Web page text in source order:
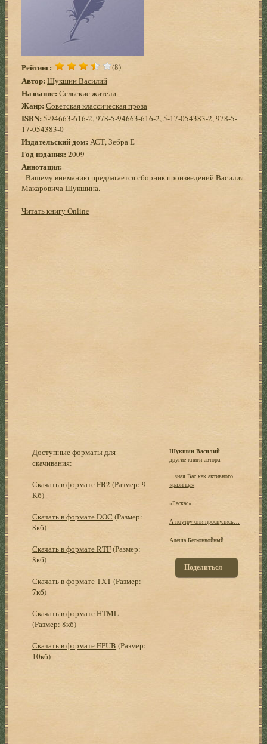
Рейтинг: (8)
Автор: Шукшин Василий
Название: Сельские жители
Жанр: Советская классическая проза
ISBN: 5-94663-616-2, 978-5-94663-616-2, 5-17-054383-2, 978-5-
17-054383-0
Издательский дом: АСТ, Зебра Е
Год издания: 2009
Аннотация:
Вашему вниманию предлагается сборник произведений Василия
Макаровича Шукшина.
Читать книгу Online
Доступные форматы для
скачивания:
Скачать в формате FB2 (Размер: 9
Кб)
Скачать в формате DOC (Размер:
8кб)
Скачать в формате RTF(Размер:
8кб)
Скачать в формате TXT(Размер:
7кб)
Скачать в формате HTML
(Размер: 8кб)
Скачать в формате EPUB (Размер:
10кб)
Шукшин Василий
другие книги автора:
...зная Вас как активного
«разинца»
«Раскас»
А поутру они проснулись…
Алеша Бесконвойный
Поделиться